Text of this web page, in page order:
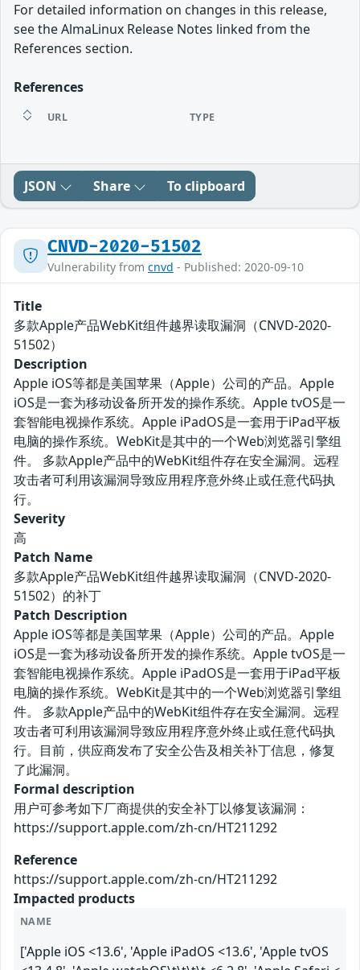
For detailed information on changes in this release,
see the AlmaLinux Release Notes linked from the
References section.
References
URL TYPE
JSON Share To clipboard
CNVD-2020-51502
Vulnerability from cnvd - Published: 2020-09-10
Title
多款Apple产品WebKit组件越界读取漏洞（CNVD-2020-
51502）
Description
Apple iOS等都是美国苹果（Apple）公司的产品。Apple
iOS是一套为移动设备所开发的操作系统。Apple tvOS是一
套智能电视操作系统。Apple iPadOS是一套用于iPad平板
电脑的操作系统。WebKit是其中的一个Web浏览器引擎组
件。 多款Apple产品中的WebKit组件存在安全漏洞。远程
攻击者可利用该漏洞导致应用程序意外终止或任意代码执
行。
Severity
高
Patch Name
多款Apple产品WebKit组件越界读取漏洞（CNVD-2020-
51502）的补丁
Patch Description
Apple iOS等都是美国苹果（Apple）公司的产品。Apple
iOS是一套为移动设备所开发的操作系统。Apple tvOS是一
套智能电视操作系统。Apple iPadOS是一套用于iPad平板
电脑的操作系统。WebKit是其中的一个Web浏览器引擎组
件。 多款Apple产品中的WebKit组件存在安全漏洞。远程
攻击者可利用该漏洞导致应用程序意外终止或任意代码执
行。目前，供应商发布了安全公告及相关补丁信息，修复
了此漏洞。
Formal description
用户可参考如下厂商提供的安全补丁以修复该漏洞：
https://support.apple.com/zh-cn/HT211292
Reference
https://support.apple.com/zh-cn/HT211292
Impacted products
NAME
['Apple iOS <13.6', 'Apple iPadOS <13.6', 'Apple tvOS